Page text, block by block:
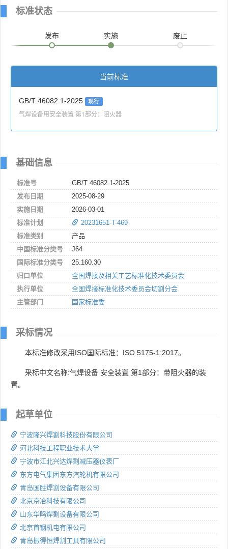
标准状态
发布 实施 废止
当前标准
GB/T 46082.1-2025 现行
气焊设备用安全装置 第1部分：阻火器
基础信息
标准号
GB/T 46082.1-2025
发布日期
2025-08-29
实施日期
2026-03-01
标准计划
20231651-T-469
标准类别
产品
中国标准分类号
J64
国际标准分类号
25.160.30
归口单位
全国焊接及相关工艺标准化技术委员会
执行单位
全国焊接标准化技术委员会切割分会
主管部门
国家标准委
采标情况
本标准修改采用ISO国际标准：ISO 5175-1:2017。
采标中文名称:气焊设备 安全装置 第1部分：带阻火器的装
置。
起草单位
宁波隆兴焊割科技股份有限公司
河北科技工程职业技术大学
宁波市江北兴达焊割减压器仪表厂
东方电气集团东方汽轮机有限公司
青岛国胜焊割设备有限公司
北京京冶科技有限公司
山东华鸣焊割设备有限公司
北京首钢机电有限公司
青岛振得恒焊割工具有限公司